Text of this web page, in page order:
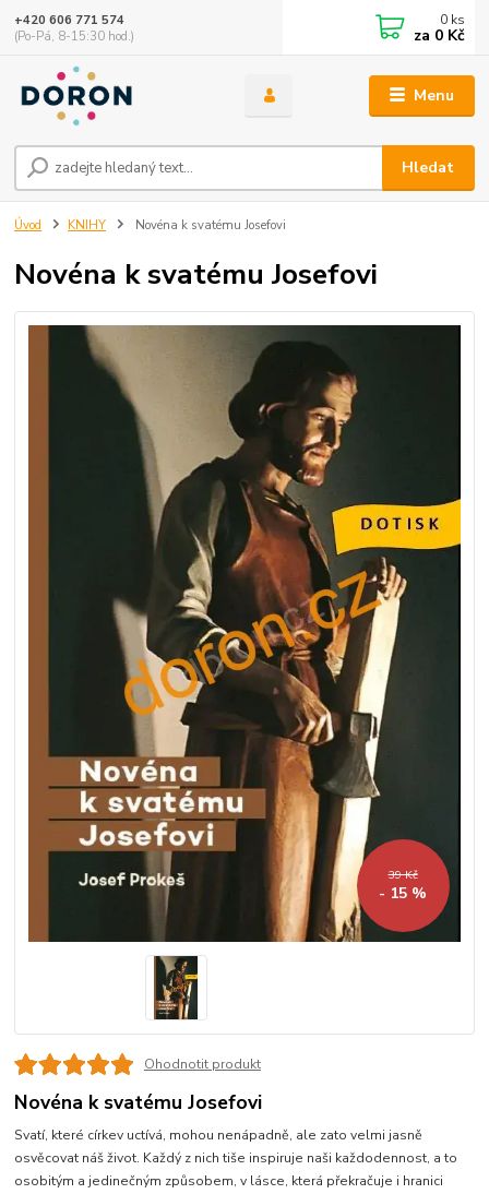
Menu
Hledat
+420 606 771 574
(Po-Pá, 8-15:30 hod.)
0 ks
za 0 Kč
Úvod KNIHY Novéna k svatému Josefovi
Novéna k svatému Josefovi
39 Kč
- 15 %
Ohodnotit produkt
Novéna k svatému Josefovi
Svatí, které církev uctívá, mohou nenápadně, ale zato velmi jasně
osvěcovat náš život. Každý z nich tiše inspiruje naši každodennost, a to
osobitým a jedinečným způsobem, v lásce, která překračuje i hranici